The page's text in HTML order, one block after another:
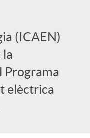
(ICAEN)
la
Programa
elèctrica